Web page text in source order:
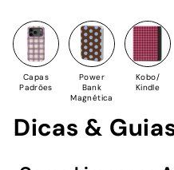
t
a
C
a
e
Capas
Padrões
Power
Bank
Magnética
Kobo/
Kindle
Dicas &